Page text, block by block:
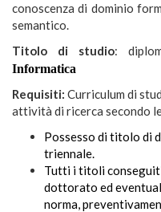
conoscenza di dominio
semantico.
Titolo di studio:
Informatica
Requisiti: Curriculum di
attività di ricerca secondo
Possesso di titolo di
triennale.
Tutti i titoli conseguiti
dottorato ed
norma,